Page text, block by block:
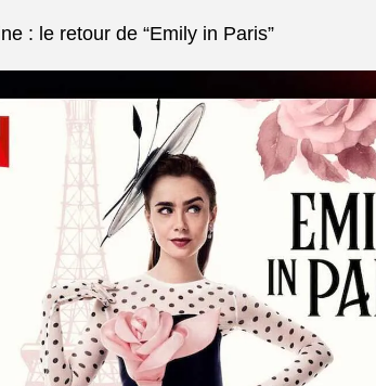
: le retour de “Emily in Paris”